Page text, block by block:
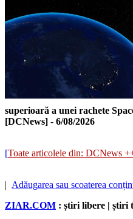
superioară a unei rachete
[DCNews] - 6/08/2026
[Toate articolele din: DCNews
| Adăugarea sau scoaterea
ZIAR.COM : știri libere | știri